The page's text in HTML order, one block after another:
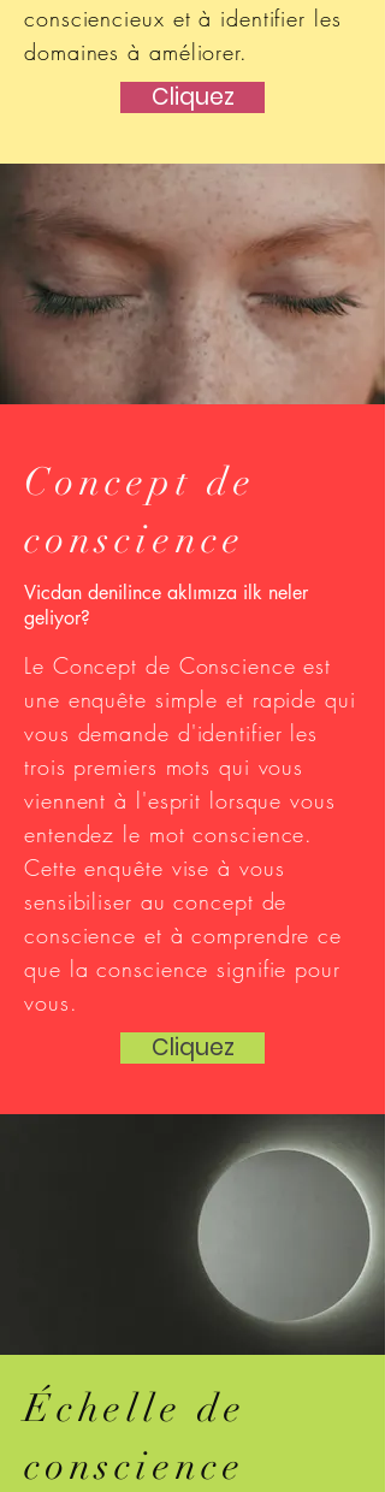
consciencieux et à identifier les
domaines à améliorer.
Cliquez
Concept de
conscience
Vicdan denilince aklımıza ilk neler
geliyor?
Le Concept de Conscience est
une enquête simple et rapide qui
vous demande d'identifier les
trois premiers mots qui vous
viennent à l'esprit lorsque vous
entendez le mot conscience.
Cette enquête vise à vous
sensibiliser au concept de
conscience et à comprendre ce
que la conscience signifie pour
vous.
Cliquez
Échelle de
conscience